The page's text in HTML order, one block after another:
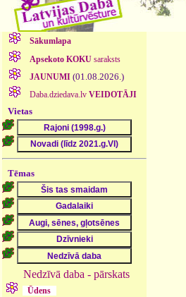
Sākumlapa
Apsekoto KOKUsaraksts
JAUNUMI (01.08.2026.)
Daba.dziedava.lv VEIDOTĀJI
Vietas
Tēmas
Nedzīvā daba - pārskats
Ūdens